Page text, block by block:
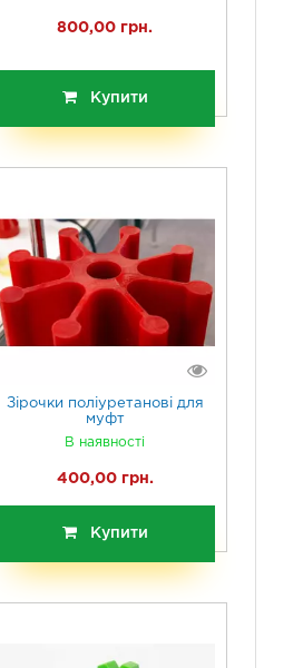
800,00 грн.
Купити
Зірочки поліуретанові для
муфт
В наявності
400,00 грн.
Купити